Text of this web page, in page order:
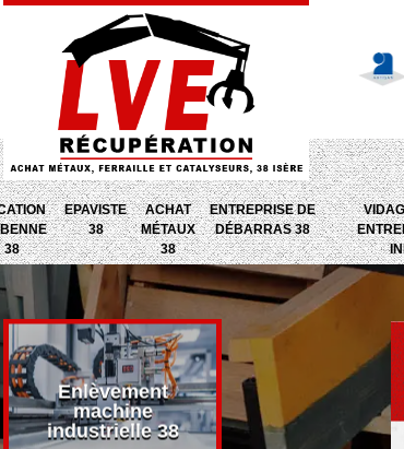
38
EPAVISTE
38
ACHAT
MÉTAUX
38
ENTREPRISE DE
DÉBARRAS 38
Enlèvement
machine
industrielle 38
Entreprise de
débarras 38